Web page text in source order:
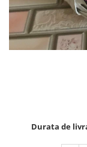
Durata de